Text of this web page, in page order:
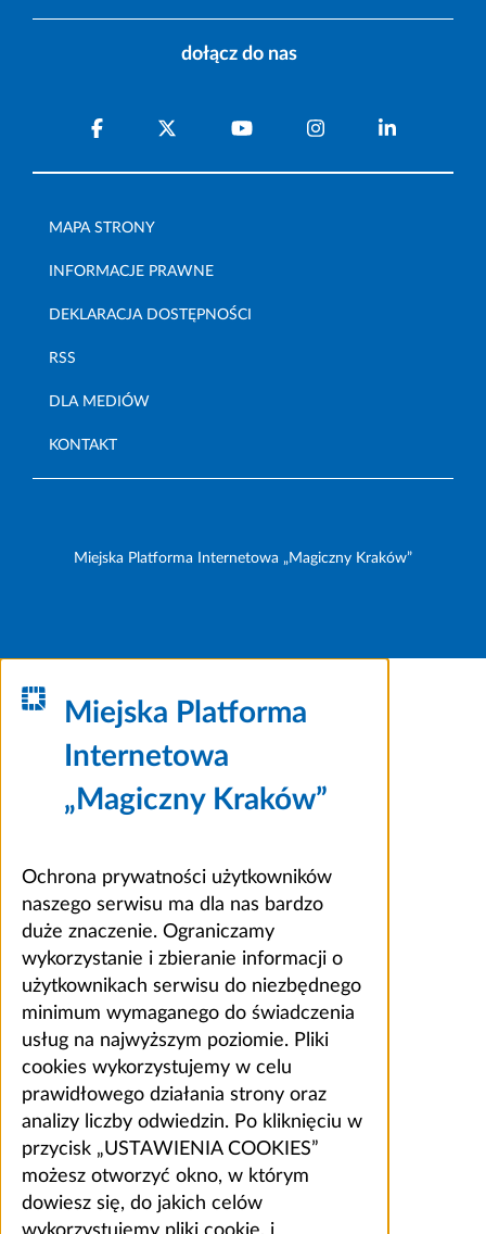
dołącz do nas
MAPA STRONY
INFORMACJE PRAWNE
DEKLARACJA DOSTĘPNOŚCI
RSS
DLA MEDIÓW
KONTAKT
Miejska Platforma Internetowa „Magiczny Kraków”
Miejska Platforma
Internetowa
„Magiczny Kraków”
Ochrona prywatności użytkowników
naszego serwisu ma dla nas bardzo
duże znaczenie. Ograniczamy
wykorzystanie i zbieranie informacji o
użytkownikach serwisu do niezbędnego
minimum wymaganego do świadczenia
usług na najwyższym poziomie. Pliki
cookies wykorzystujemy w celu
prawidłowego działania strony oraz
analizy liczby odwiedzin. Po kliknięciu w
przycisk „USTAWIENIA COOKIES”
możesz otworzyć okno, w którym
dowiesz się, do jakich celów